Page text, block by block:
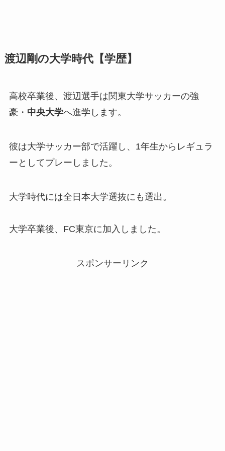
渡辺剛の大学時代【学歴】
高校卒業後、渡辺選手は関東大学サッカーの強
豪・ 中央大学へ進学します。
彼は大学サッカー部で活躍し、1年生からレギュラ
ーとしてプレーしました。
大学時代には全日本大学選抜にも選出。
大学卒業後、FC東京に加入しました。
スポンサーリンク